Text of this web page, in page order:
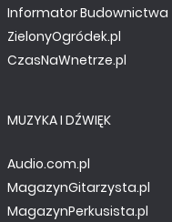
Informator Budownictwa
ZielonyOgródek.pl
CzasNaWnetrze.pl
MUZYKA I DŹWIĘK
Audio.com.pl
MagazynGitarzysta.pl
MagazynPerkusista.pl